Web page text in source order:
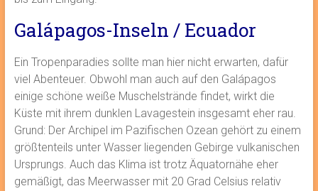
Galápagos-Inseln / Ecuador
Ein Tropenparadies sollte man hier nicht erwarten, dafür
viel Abenteuer. Obwohl man auch auf den Galápagos
einige schöne weiße Muschelstrände findet, wirkt die
Küste mit ihrem dunklen Lavagestein insgesamt eher rau.
Grund: Der Archipel im Pazifischen Ozean gehört zu einem
größtenteils unter Wasser liegenden Gebirge vulkanischen
Ursprungs. Auch das Klima ist trotz Äquatornähe eher
gemäßigt, das Meerwasser mit 20 Grad Celsius relativ